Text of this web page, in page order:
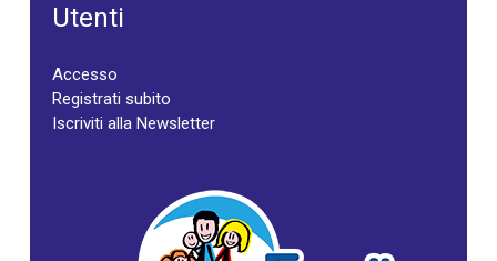
Utenti
Accesso
Registrati subito
Iscriviti alla Newsletter